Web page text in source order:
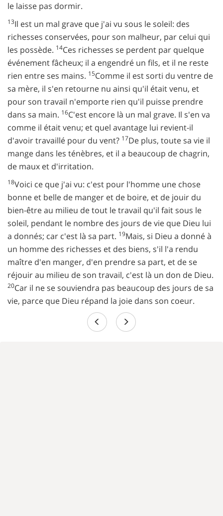
le laisse pas dormir.
13Il est un mal grave que j'ai vu sous le soleil: des
richesses conservées, pour son malheur, par celui qui
les possède. 14Ces richesses se perdent par quelque
événement fâcheux; il a engendré un fils, et il ne reste
rien entre ses mains. 15Comme il est sorti du ventre de
sa mère, il s'en retourne nu ainsi qu'il était venu, et
pour son travail n'emporte rien qu'il puisse prendre
dans sa main. 16C'est encore là un mal grave. Il s'en va
comme il était venu; et quel avantage lui revient-il
d'avoir travaillé pour du vent? 17De plus, toute sa vie il
mange dans les ténèbres, et il a beaucoup de chagrin,
de maux et d'irritation.
18Voici ce que j'ai vu: c'est pour l'homme une chose
bonne et belle de manger et de boire, et de jouir du
bien-être au milieu de tout le travail qu'il fait sous le
soleil, pendant le nombre des jours de vie que Dieu lui
a donnés; car c'est là sa part. 19Mais, si Dieu a donné à
un homme des richesses et des biens, s'il l'a rendu
maître d'en manger, d'en prendre sa part, et de se
réjouir au milieu de son travail, c'est là un don de Dieu.
20Car il ne se souviendra pas beaucoup des jours de sa
vie, parce que Dieu répand la joie dans son coeur.